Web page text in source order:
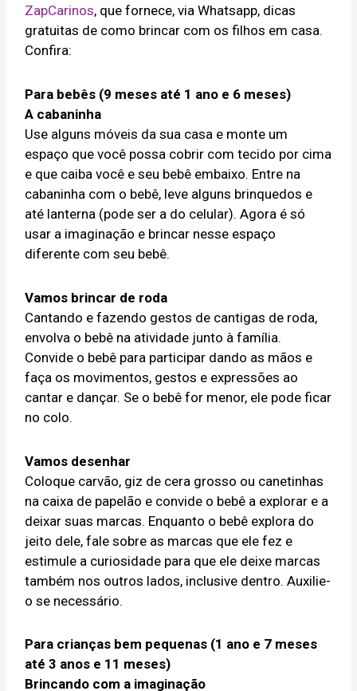
ZapCarinos, que fornece, via Whatsapp, dicas
gratuitas de como brincar com os filhos em casa.
Confira:
Para bebês (9 meses até 1 ano e 6 meses)
A cabaninha
Use alguns móveis da sua casa e monte um
espaço que você possa cobrir com tecido por cima
e que caiba você e seu bebê embaixo. Entre na
cabaninha com o bebê, leve alguns brinquedos e
até lanterna (pode ser a do celular). Agora é só
usar a imaginação e brincar nesse espaço
diferente com seu bebê.
Vamos brincar de roda
Cantando e fazendo gestos de cantigas de roda,
envolva o bebê na atividade junto à família.
Convide o bebê para participar dando as mãos e
faça os movimentos, gestos e expressões ao
cantar e dançar. Se o bebê for menor, ele pode ficar
no colo.
Vamos desenhar
Coloque carvão, giz de cera grosso ou canetinhas
na caixa de papelão e convide o bebê a explorar e a
deixar suas marcas. Enquanto o bebê explora do
jeito dele, fale sobre as marcas que ele fez e
estimule a curiosidade para que ele deixe marcas
também nos outros lados, inclusive dentro. Auxilie-
o se necessário.
Para crianças bem pequenas (1 ano e 7 meses
até 3 anos e 11 meses)
Brincando com a imaginação